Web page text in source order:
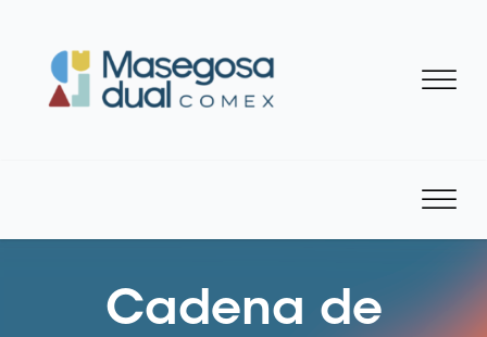
Cadena de